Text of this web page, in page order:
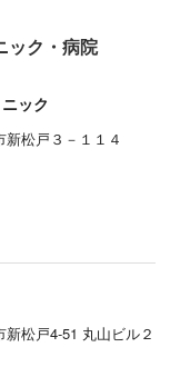
ック・病院
ック
松戸３－１１４
松戸4-51 丸山ビル２